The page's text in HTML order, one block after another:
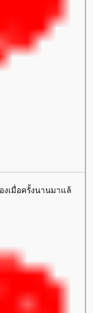
งเมื่อครั้งนานมาแล้